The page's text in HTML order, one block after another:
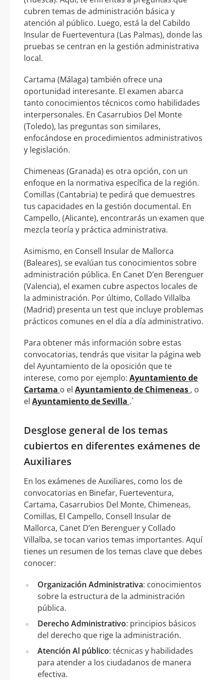
cubren temas de administración básica y
atención al público. Luego, está la del Cabildo
Insular de Fuerteventura (Las Palmas), donde las
pruebas se centran en la gestión administrativa
local.
Cartama (Málaga) también ofrece una
oportunidad interesante. El examen abarca
tanto conocimientos técnicos como habilidades
interpersonales. En Casarrubios Del Monte
(Toledo), las preguntas son similares,
enfocándose en procedimientos administrativos
y legislación.
Chimeneas (Granada) es otra opción, con un
enfoque en la normativa específica de la región.
Comillas (Cantabria) te pedirá que demuestres
tus capacidades en la gestión documental. En
Campello, (Alicante), encontrarás un examen que
mezcla teoría y práctica administrativa.
Asimismo, en Consell Insular de Mallorca
(Baleares), se evalúan tus conocimientos sobre
administración pública. En Canet D’en Berenguer
(Valencia), el examen cubre aspectos locales de
la administración. Por último, Collado Villalba
(Madrid) presenta un test que incluye problemas
prácticos comunes en el día a día administrativo.
Para obtener más información sobre estas
convocatorias, tendrás que visitar la página web
del Ayuntamiento de la oposición que te
interese, como por ejemplo: Ayuntamiento de
Cartama o el Ayuntamiento de Chimeneas , o
el Ayuntamiento de Sevilla .`
Desglose general de los temas
cubiertos en diferentes exámenes de
Auxiliares
En los exámenes de Auxiliares, como los de
convocatorias en Binefar, Fuerteventura,
Cartama, Casarrubios Del Monte, Chimeneas,
Comillas, El Campello, Consell Insular de
Mallorca, Canet D’en Berenguer y Collado
Villalba, se tocan varios temas importantes. Aquí
tienes un resumen de los temas clave que debes
conocer:
Organización Administrativa: conocimientos
sobre la estructura de la administración
pública.
Derecho Administrativo: principios básicos
del derecho que rige la administración.
Atención Al público: técnicas y habilidades
para atender a los ciudadanos de manera
efectiva.